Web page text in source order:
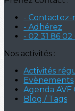
- Contactez-
- Adhérez
- 02 31 86
Nos activités :
Activités
Evènements
Agenda AVF
Blog / Tags